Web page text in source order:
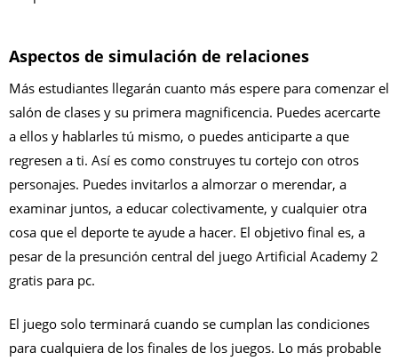
Aspectos de simulación de relaciones
Más estudiantes llegarán cuanto más espere para comenzar el
salón de clases y su primera magnificencia. Puedes acercarte
a ellos y hablarles tú mismo, o puedes anticiparte a que
regresen a ti. Así es como construyes tu cortejo con otros
personajes. Puedes invitarlos a almorzar o merendar, a
examinar juntos, a educar colectivamente, y cualquier otra
cosa que el deporte te ayude a hacer. El objetivo final es, a
pesar de la presunción central del juego Artificial Academy 2
gratis para pc.
El juego solo terminará cuando se cumplan las condiciones
para cualquiera de los finales de los juegos. Lo más probable